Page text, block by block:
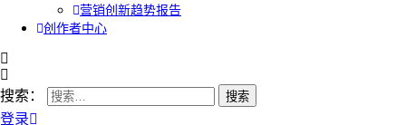
营销创新趋势报告
创作者中心
搜索：
登录